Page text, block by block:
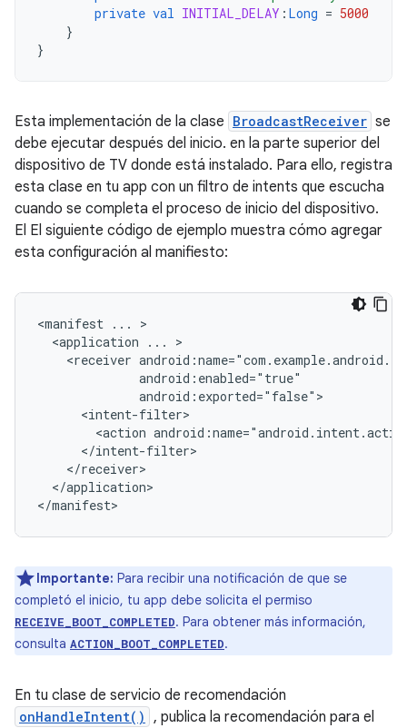
private val INITIAL_DELAY : Long = 5000
}
}
Esta implementación de la clase BroadcastReceiver se
debe ejecutar después del inicio. en la parte superior del
dispositivo de TV donde está instalado. Para ello, registra
esta clase en tu app con un filtro de intents que escucha
cuando se completa el proceso de inicio del dispositivo.
El El siguiente código de ejemplo muestra cómo agregar
esta configuración al manifiesto:
<manifest ...
<application
...
<receiver
<action
</application>
</manifest>
Importante: Para recibir una notificación de que se
completó el inicio, tu app debe solicita el permiso
RECEIVE_BOOT_COMPLETED. Para obtener más información,
consulta ACTION_BOOT_COMPLETED.
En tu clase de servicio de recomendación
onHandleIntent() , publica la recomendación para el